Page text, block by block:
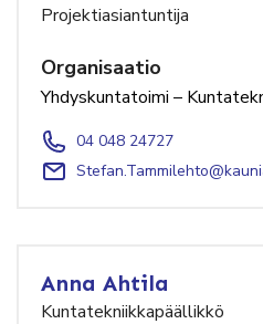
Projektiasiantuntija
Organisaatio
Yhdyskuntatoimi –
04 048 24727
Anna Ahtila
Kuntatekniikkapäällikkö